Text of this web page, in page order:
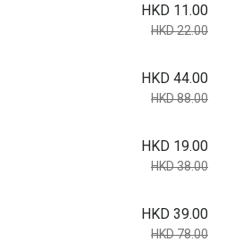
HKD 11.00
HKD 22.00
HKD 44.00
HKD 88.00
HKD 19.00
HKD 38.00
HKD 39.00
HKD 78.00